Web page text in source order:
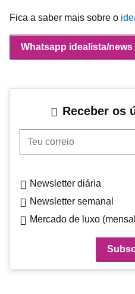
Fica a saber mais sobre o
Whatsapp idealista/news
Receber os
Teu correio
Newsletter diária
Newsletter semanal
Mercado de luxo